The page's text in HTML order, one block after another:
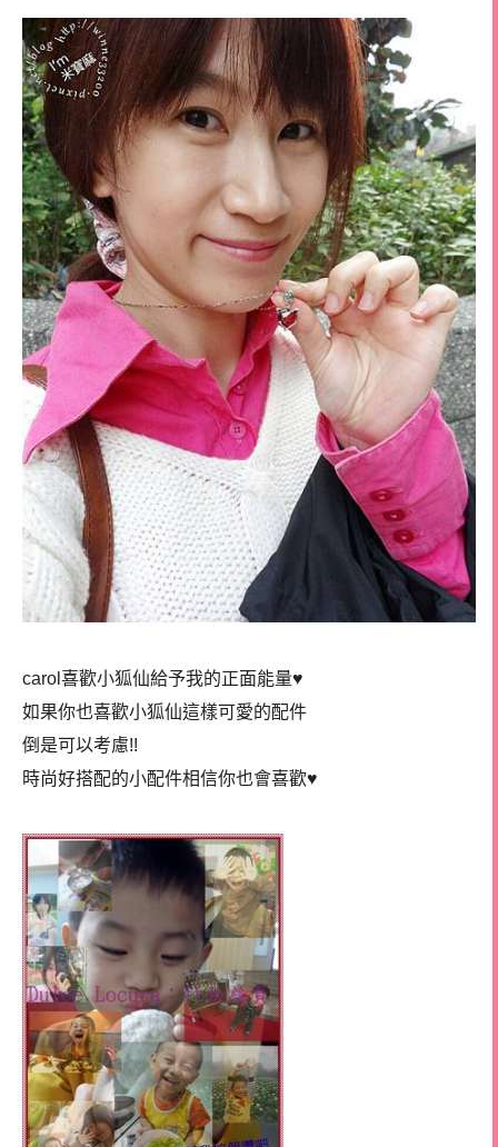
carol喜歡小狐仙給予我的正面能量♥
如果你也喜歡小狐仙這樣可愛的配件
倒是可以考慮!!
時尚好搭配的小配件相信你也會喜歡♥